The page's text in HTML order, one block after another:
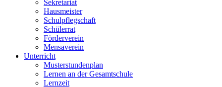
Sekretariat
Hausmeister
Schulpflegschaft
Schülerrat
Förderverein
Mensaverein
Unterricht
Musterstundenplan
Lernen an der Gesamtschule
Lernzeit